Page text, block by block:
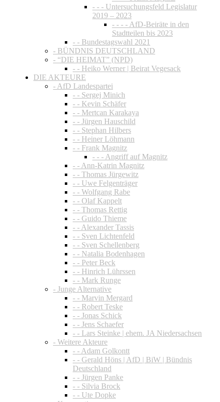
- - - Untersuchungsfeld Legislatur
2019 – 2023
- - - - AfD-Beiräte in den
Stadtteilen bis 2023
- - Bundestagswahl 2021
- BÜNDNIS DEUTSCHLAND
- “DIE HEIMAT” (NPD)
- - Heiko Werner | Beirat Vegesack
DIE AKTEURE
- AfD Landespartei
- - Sergej Minich
- - Kevin Schäfer
- - Mertcan Karakaya
- - Jürgen Hauschild
- - Stephan Hilbers
- - Heiner Löhmann
- - Frank Magnitz
- - - Angriff auf Magnitz
- - Ann-Katrin Magnitz
- - Thomas Jürgewitz
- - Uwe Felgenträger
- - Wolfgang Rabe
- - Olaf Kappelt
- - Thomas Rettig
- - Guido Thieme
- - Alexander Tassis
- - Sven Lichtenfeld
- - Sven Schellenberg
- - Natalia Bodenhagen
- - Peter Beck
- - Hinrich Lührssen
- - Mark Runge
- Junge Alternative
- - Marvin Mergard
- - Robert Teske
- - Jonas Schick
- - Jens Schaefer
- - Lars Steinke | ehem. JA Niedersachsen
- Weitere Akteure
- - Adam Golkontt
- - Gerald Höns | AfD | BiW | Bündnis
Deutschland
- - Jürgen Panke
- - Silvia Brock
- - Ute Dopke